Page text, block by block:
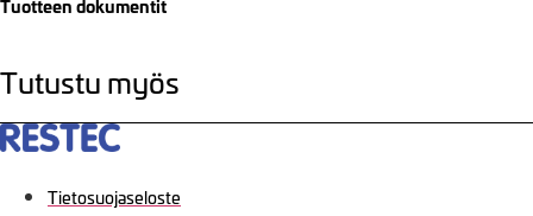
Tuotteen dokumentit
Tutustu myös
Tietosuojaseloste